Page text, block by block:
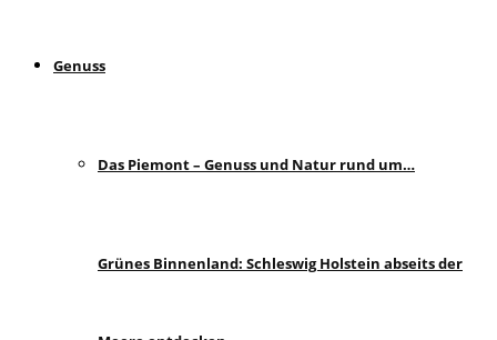
Genuss
Das Piemont – Genuss und Natur rund um…
Grünes Binnenland: Schleswig Holstein abseits der